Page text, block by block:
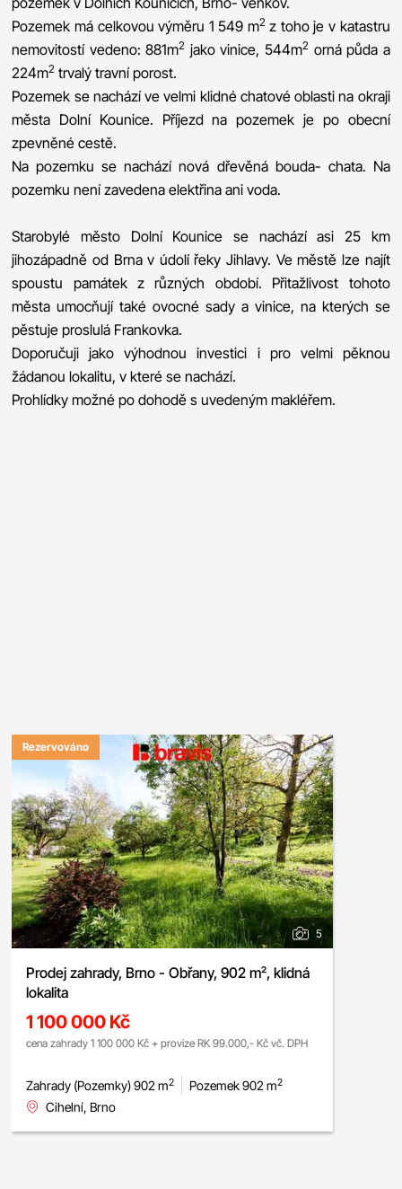
Pozemek má celkovou výměru 1 549 m2z toho je v katastru
nemovitostí vedeno: 881m2 jako vinice, 544m2 orná půda a
224m2 trvalý travní porost.
Pozemek se nachází ve velmi klidné chatové oblasti na okraji
města Dolní Kounice. Příjezd na pozemek je po obecní
zpevněné cestě.
Na pozemku se nachází nová dřevěná bouda- chata. Na
pozemku není zavedena elektřina ani voda.
Starobylé město Dolní Kounice se nachází asi 25 km
jihozápadně od Brna v údolí řeky Jihlavy. Ve městě lze najít
spoustu památek z různých období. Přitažlivost tohoto
města umocňují také ovocné sady a vinice, na kterých se
pěstuje proslulá Frankovka.
Doporučuji jako výhodnou investici i pro velmi pěknou
žádanou lokalitu, v které se nachází.
Prohlídky možné po dohodě s uvedeným makléřem.
Rezervováno
5
Prodej zahrady, Brno - Obřany, 902 m², klidná
lokalita
1 100 000 Kč
cena zahrady 1 100 000 Kč + provize RK 99.000,- Kč vč. DPH
Zahrady (Pozemky) 902 m2 Pozemek 902 m2
Cihelní, Brno